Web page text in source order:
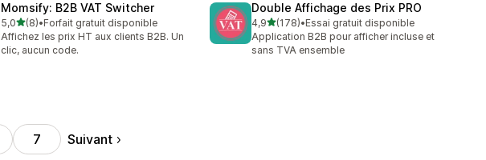
Momsify: B2B VAT Switcher
5,0étoile(s) sur 5
(8)
8 avis au total
•Forfait gratuit disponible
Affichez les prix HT aux clients B2B. Un
clic, aucun code.
Double Affichage des Prix PRO
4,9étoile(s) sur 5
(178)
178 avis au total
•Essai gratuit disponible
Application B2B pour afficher incluse et
sans TVA ensemble
7 Suivant